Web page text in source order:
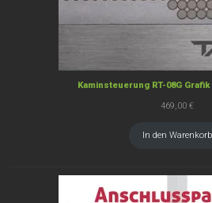
Kaminsteuerung RT-08G Grafik
469,00 €
In den Warenkorb